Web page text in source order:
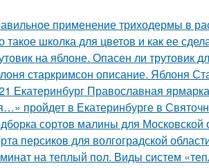
применение триходермы в
такое школка для цветов и как ее
на яблоне. Опасен ли трутовик
старкримсон описание. Яблоня
Екатеринбург Православная
пройдет в Екатеринбурге в
сортов малины для
персиков для волгоградской
на теплый пол. Виды систем